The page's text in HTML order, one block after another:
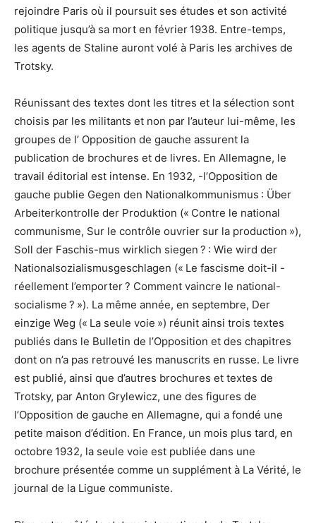
rejoindre Paris où il poursuit ses études et son activité
politique jusqu’à sa mort en février 1938. Entre-temps,
les agents de Staline auront volé à Paris les archives de
Trotsky.
Réunissant des textes dont les titres et la sélection sont
choisis par les militants et non par l’auteur lui-même, les
groupes de l’ Opposition de gauche assurent la
publication de brochures et de livres. En Allemagne, le
travail éditorial est intense. En 1932, -l’Opposition de
gauche publie Gegen den Nationalkommunismus : Über
Arbeiterkontrolle der Produktion (« Contre le national
communisme, Sur le contrôle ouvrier sur la production »),
Soll der Faschis-mus wirklich siegen ? : Wie wird der
Nationalsozialismusgeschlagen (« Le fascisme doit-il -
réellement l’emporter ? Comment vaincre le national-
socialisme ? »). La même année, en septembre, Der
einzige Weg (« La seule voie ») réunit ainsi trois textes
publiés dans le Bulletin de l’Opposition et des chapitres
dont on n’a pas retrouvé les manuscrits en russe. Le livre
est publié, ainsi que d’autres brochures et textes de
Trotsky, par Anton Grylewicz, une des figures de
l’Opposition de gauche en Allemagne, qui a fondé une
petite maison d’édition. En France, un mois plus tard, en
octobre 1932, la seule voie est publiée dans une
brochure présentée comme un supplément à La Vérité, le
journal de la Ligue communiste.